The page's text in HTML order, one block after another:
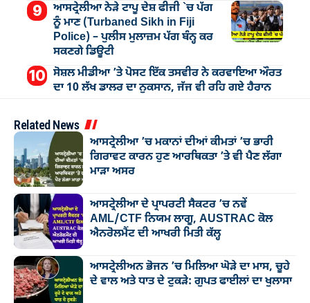
ਆਸਟ੍ਰੇਲੀਆ ਨੇੜੇ ਟਾਪੂ ਦੇਸ਼ ਫੀਜੀ `ਚ ਪੱਗ
ਨੂੰ ਮਾਣ (Turbaned Sikh in Fiji
Police) – ਪੁਲੀਸ ਮੁਲਾਜ਼ਮ ਪੱਗ ਬੰਨ੍ਹ ਕਰ
ਸਕਣਗੇ ਡਿਊਟੀ
ਸੋਸ਼ਲ ਮੀਡੀਆ ’ਤੇ ਪੋਸਟ ਇੱਕ ਤਸਵੀਰ ਨੇ ਕਰਵਾਇਆ ਔਰਤ
ਦਾ 10 ਲੱਖ ਡਾਲਰ ਦਾ ਨੁਕਸਾਨ, ਜੱਜ ਵੀ ਰਹਿ ਗਏ ਹੈਰਾਨ
Related News
ਆਸਟ੍ਰੇਲੀਆ ’ਚ ਮਕਾਨਾਂ ਦੀਆਂ ਕੀਮਤਾਂ ’ਚ ਭਾਰੀ
ਗਿਰਾਵਟ ਕਾਰਨ ਹੁਣ ਆਰਥਿਕਤਾ ’ਤੇ ਵੀ ਪੈਣ ਲੱਗਾ
ਮਾੜਾ ਅਸਰ
ਆਸਟ੍ਰੇਲੀਆ ਦੇ ਪ੍ਰਾਪਰਟੀ ਸੈਕਟਰ ’ਚ ਨਵੇਂ
AML/CTF ਨਿਯਮ ਲਾਗੂ, AUSTRAC ਕੋਲ
ਐਨਰੋਲਮੈਂਟ ਦੀ ਆਖਰੀ ਮਿਤੀ ਕੱਲ੍ਹ
ਆਸਟ੍ਰੇਲੀਅਨ ਭੋਜਨ ’ਚ ਮਿਲਿਆ ਘੋੜੇ ਦਾ ਮਾਸ, ਚੂਹੇ
ਦੇ ਵਾਲ ਅਤੇ ਧਾਤ ਦੇ ਟੁਕੜੇ: ਗੁਪਤ ਫਾਈਲਾਂ ਦਾ ਖੁਲਾਸਾ